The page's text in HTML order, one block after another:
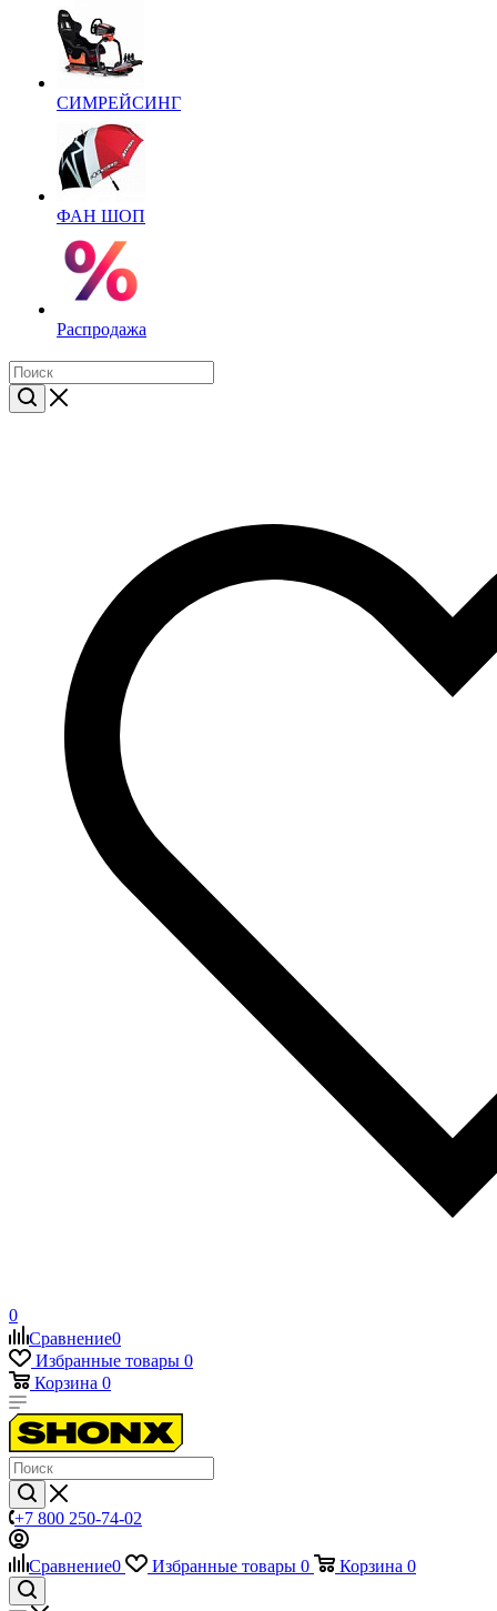
СИМРЕЙСИНГ
ФАН ШОП
Распродажа
0
Сравнение0
Избранные товары 0
Корзина 0
+7 800 250-74-02
Сравнение0 Избранные товары 0 Корзина 0